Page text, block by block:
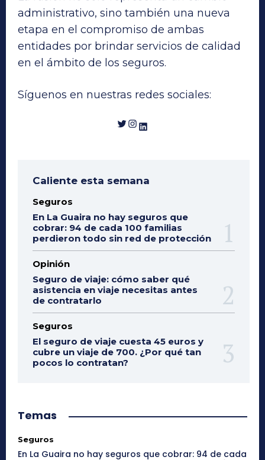
administrativo, sino también una nueva
etapa en el compromiso de ambas
entidades por brindar servicios de calidad
en el ámbito de los seguros.
Síguenos en nuestras redes sociales:
Twitter InstagramLinkedIn
Caliente esta semana
Seguros
En La Guaira no hay seguros que
cobrar: 94 de cada 100 familias
perdieron todo sin red de protección
Opinión
Seguro de viaje: cómo saber qué
asistencia en viaje necesitas antes
de contratarlo
Seguros
El seguro de viaje cuesta 45 euros y
cubre un viaje de 700. ¿Por qué tan
pocos lo contratan?
Temas
Seguros
En La Guaira no hay seguros que cobrar: 94 de cada